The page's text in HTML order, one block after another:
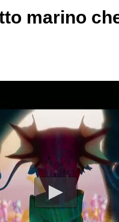
marino